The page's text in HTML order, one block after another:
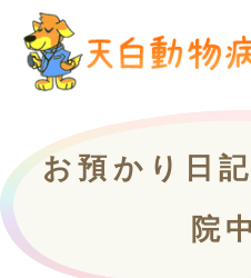
お預かり日
院